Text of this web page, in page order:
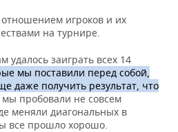
игроков и их
на турнире.
удалось заиграть всех 14
мы поставили перед собой,
даже получить результат, что
мы пробовали не совсем
меняли диагональных в
все прошло хорошо.